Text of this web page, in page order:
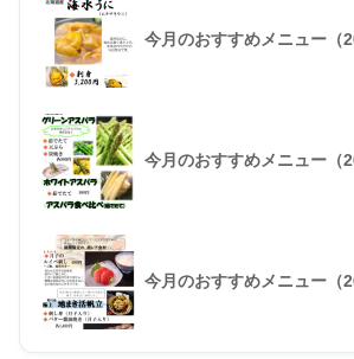
今月のおすすめメニュー（
今月のおすすめメニュー（
今月のおすすめメニュー（